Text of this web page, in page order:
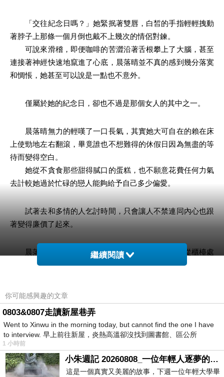
「交往紀念日嗎？」她緊抿著雙唇，白皙的手指輕輕拽動
著脖子上那條一個月倒也戴不上幾次的情侶對鍊。
可說來滑稽，即便咖啡的苦澀沿著舌根攀上了大腦，甚至
連接著神經快速地竄進了心底，晨落晴並不真的感到幾分落寞
和惆悵，她甚至可以說是一點也不意外。
僅屬於她的紀念日，卻也不過是那個女人的其中之一。
晨落晴無力的輕嘆了一口長氣，其實她大可自在的賴在床
上使勁地左右翻滾，畢竟誰也不想難得的休假日因為無盡的等
待而變得空白。
她從不貪食那些甜得膩口的蛋糕，也不願意花費任何力氣
去計較她過於忙碌的戀人能夠給予自己多少偏愛。
試著去和多情的人乞討時間，只會讓人不禁連同內心也跟
著變得廉價了起來。
晨落晴大口嚥下最後一口滿嘴發苦的義式咖啡，從櫃檯處
不斷投射而來的目光實在過於扎人，與其渾身不自在的默默接
打發打發這過於空白的時間。
她撇下眼前那盤一口也未動的乳酪蛋糕，她不難預料自己
此時正因為什麼而難以抽身的戀人，即便能夠趕在關門前的最
後一刻入門，也絕對不會想淺嚐上任何一口在常溫下長時間發
酵的細菌溫床。
繼續閱讀
你可能感興趣的文章
0803&0807走讀新屋巷弄
Went to Xinwu in the morning today, but cannot find the one I have
to interview. 早上前往新屋，炎熱高溫卻沒找到圖書館、區公所
1 小時前
小朱週記 20260808_一位年輕人逐夢的真實故事
這是一個真實又美麗的故事，下週一位年輕大學畢